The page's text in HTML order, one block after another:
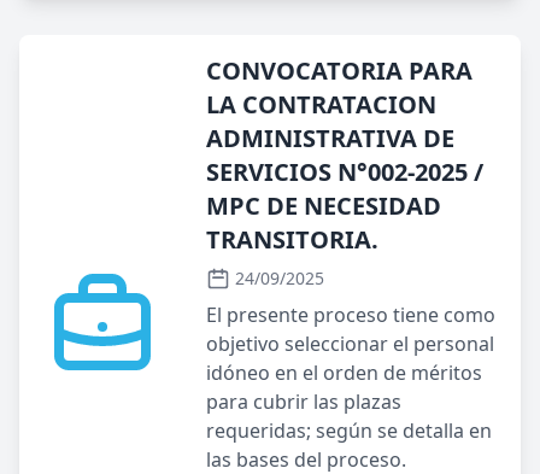
CONVOCATORIA PARA
LA CONTRATACION
ADMINISTRATIVA DE
SERVICIOS N°002-2025 /
MPC DE NECESIDAD
TRANSITORIA.
24/09/2025
El presente proceso tiene como
objetivo seleccionar el personal
idóneo en el orden de méritos
para cubrir las plazas
requeridas; según se detalla en
las bases del proceso.